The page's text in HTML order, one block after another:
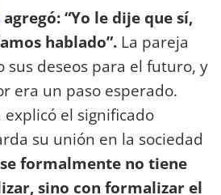
agregó: “Yo le dije que sí,
hablado”. La pareja
sus deseos para el futuro, y
era un paso esperado.
explicó el significado
su unión en la sociedad
formalmente no tiene
sino con formalizar el